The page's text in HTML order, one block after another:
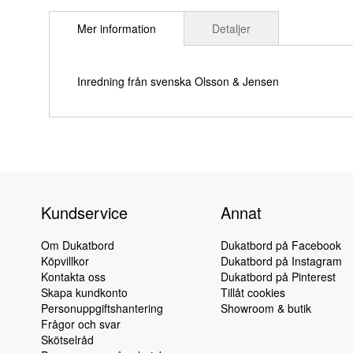
till
börjanMer information
Inredning från svenska Olsson & Jensen
Detaljer
Kundservice
Om Dukatbord
Köpvillkor
Kontakta oss
Skapa kundkonto
Personuppgiftshantering
Frågor och svar
Skötselråd
Annat
Dukatbord på Facebook
Dukatbord på Instagram
Dukatbord på Pinterest
Tillåt cookies
Showroom & butik